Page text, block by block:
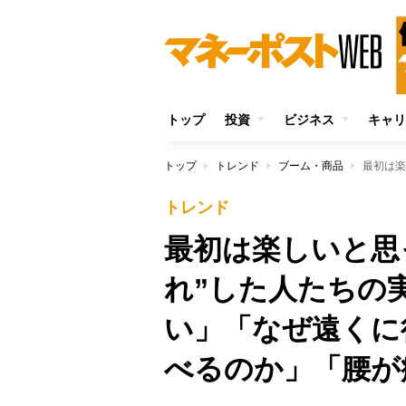
トップ 投資 ビジネス キャ
トップ トレンド ブーム・商品
トレンド
最初は楽しいと
れ”した人たちの
い」「なぜ遠く
べるのか」「腰が